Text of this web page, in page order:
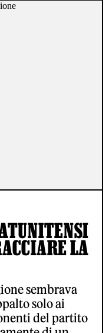
LA
sembrava
solo ai
del partito